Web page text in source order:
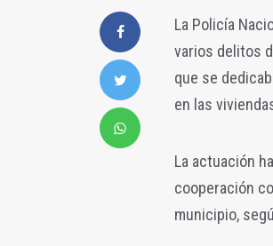
La Policía
varios delitos
que se
en las
La actuación
cooperación
municipio,